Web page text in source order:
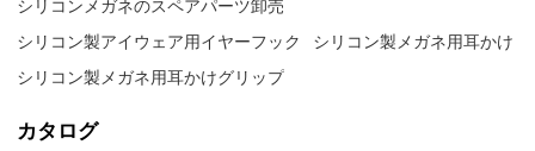
シリコンメガネのスペアパーツ卸売
シリコン製アイウェア用イヤーフック
シリコン製メガネ用耳かけ
シリコン製メガネ用耳かけグリップ
カタログ